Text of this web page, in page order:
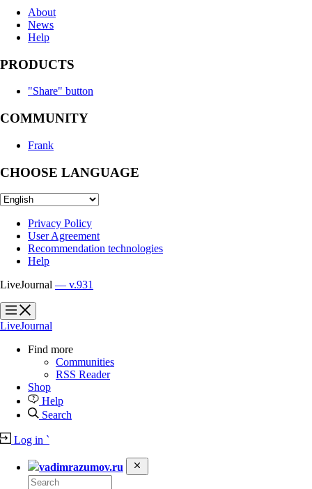
About
News
Help
PRODUCTS
"Share" button
COMMUNITY
Frank
CHOOSE LANGUAGE
Privacy Policy
User Agreement
Recommendation technologies
Help
LiveJournal — v.931
?
?
LiveJournal
Find more
Communities
RSS Reader
Shop
Help
Search
Log in `
vadimrazumov.ru